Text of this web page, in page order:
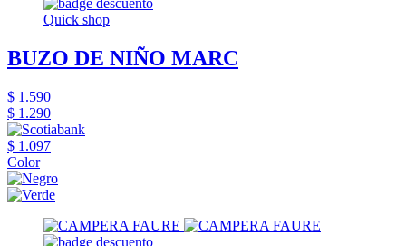
Quick shop
BUZO DE NIÑO MARC
$ 1.590
$ 1.290
$ 1.097
Color